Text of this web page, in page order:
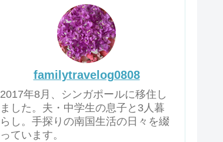
familytravelog0808
2017年8月、シンガポールに移住し
ました。夫・中学生の息子と3人暮
らし。手探りの南国生活の日々を綴
っています。